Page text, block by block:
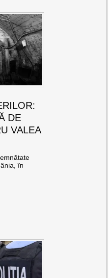
DE
VALEA
în